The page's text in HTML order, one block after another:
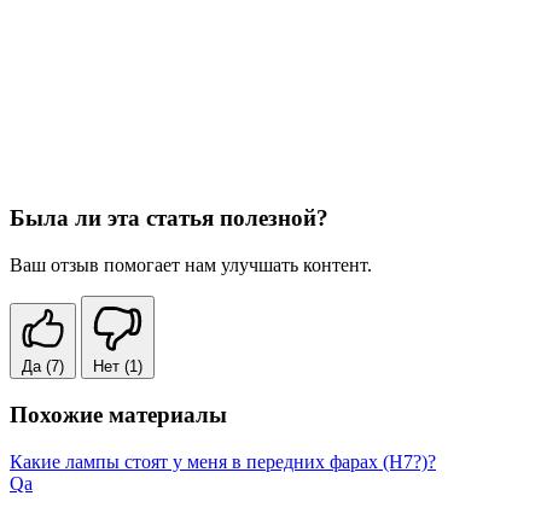
Была ли эта статья полезной?
Ваш отзыв помогает нам улучшать контент.
Да (7) Нет (1)
Похожие материалы
Какие лампы стоят у меня в передних фарах (H7?)?
Qa